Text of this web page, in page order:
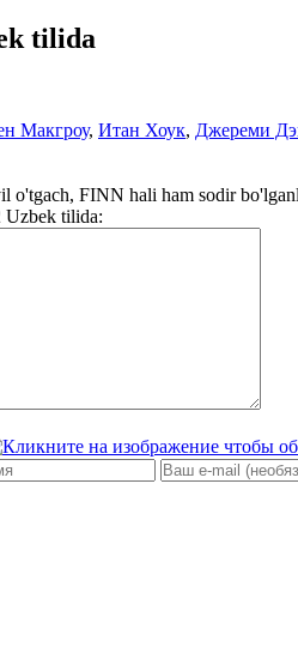
tilida
Макгроу, Итан Хоук, Джереми
o'tgach, FINN hali ham sodir
Uzbek tilida: